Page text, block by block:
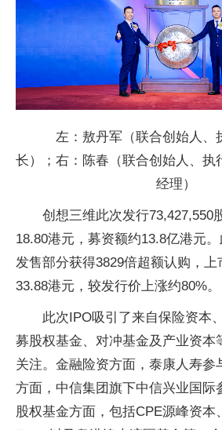
左：敖丹军（联合创始人、
长）；右：陈春（联合创始人、执
经理）
创想三维此次发行73,427,550
18.80港元，募资额约13.8亿港元
发售部分获得3829倍超额认购，上
33.88港元，较发行价上涨约80%。
此次IPO吸引了来自保险资本
募股权基金、对冲基金及产业资本
关注。金融险资方面，泰康人寿参
方面，中信集团旗下中信兴业国际
股权基金方面，包括CPE源峰资本